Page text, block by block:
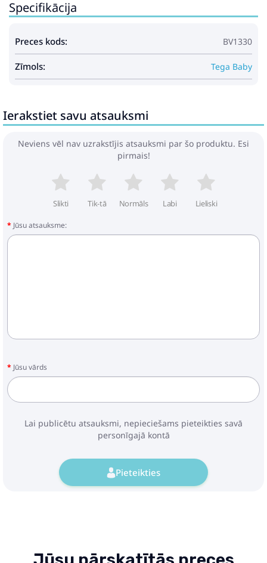
Specifikācija
Preces kods: BV1330
Zīmols: Tega Baby
Ierakstiet savu atsauksmi
Neviens vēl nav uzrakstījis atsauksmi par šo produktu. Esi
pirmais!
Slikti Tik-tā Normāls Labi Lieliski
Jūsu atsauksme:
Jūsu vārds
Lai publicētu atsauksmi, nepieciešams pieteikties savā
personīgajā kontā
Pieteikties